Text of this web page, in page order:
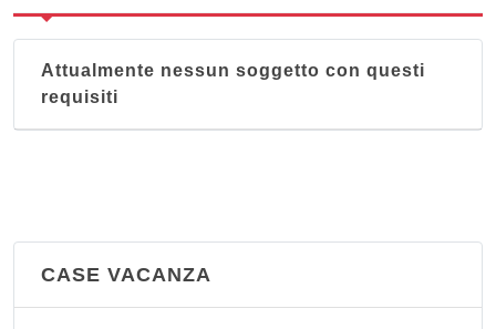
Attualmente nessun soggetto con questi
requisiti
CASE VACANZA